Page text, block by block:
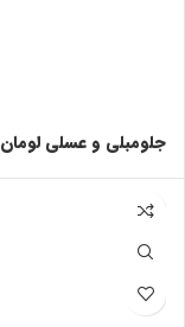
جلومبلی و عسلی لومان